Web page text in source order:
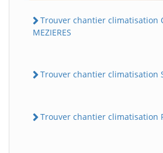
Trouver chantier climatisation
MEZIERES
Trouver chantier climatisation
Trouver chantier climatisation